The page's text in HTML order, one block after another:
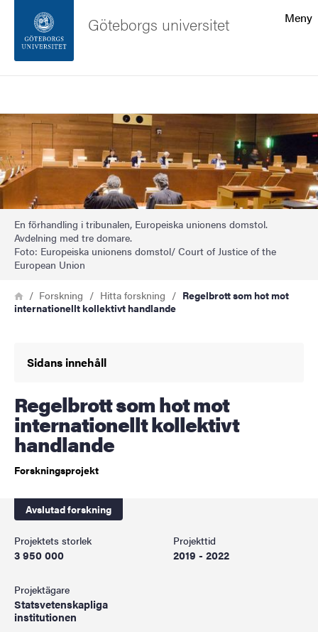
Sidfoten
Om webbplatsen
Meny
Göteborgs universitet
Bild
En förhandling i tribunalen, Europeiska unionens domstol.
Avdelning med tre domare.
Foto: Europeiska unionens domstol/ Court of Justice of the
European Union
Länkstig
HemForskning Hitta forskning
Regelbrott som hot mot
internationellt kollektivt handlande
Sidans innehåll
Regelbrott som hot mot
internationellt kollektivt
handlande
Forskningsprojekt
Avslutad forskning
Projektets storlek
3 950 000
Projekttid
2019 - 2022
Projektägare
Statsvetenskapliga
institutionen